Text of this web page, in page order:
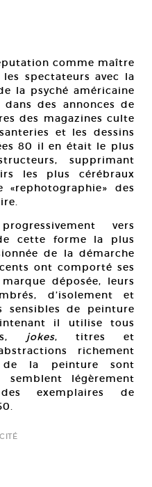
comme maître
spectateurs avec la
la psyché américaine
des annonces de
des magazines culte
et les dessins
80 il en était le plus
supprimant
les plus cérébraux
des
vers
cette forme la plus
de la démarche
ont comporté ses
déposée, leurs
d’isolement et
sensibles de peinture
il utilise tous
jokes, titres et
richement
de la peinture sont
semblent légèrement
exemplaires de